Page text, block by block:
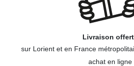
Livraison
sur Lorient et en France
achat en ligne